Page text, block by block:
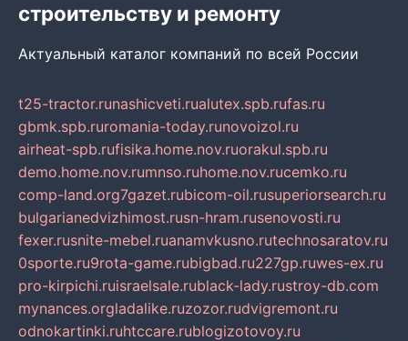
строительству и ремонту
Актуальный каталог компаний по всей России
t25-tractor.runashicveti.rualutex.spb.rufas.ru
gbmk.spb.ruromania-today.runovoizol.ru
airheat-spb.rufisika.home.nov.ruorakul.spb.ru
demo.home.nov.rumnso.ruhome.nov.rucemko.ru
comp-land.org7gazet.rubicom-oil.rusuperiorsearch.ru
bulgarianedvizhimost.rusn-hram.rusenovosti.ru
fexer.rusnite-mebel.ruanamvkusno.rutechnosaratov.ru
0sporte.ru9rota-game.rubigbad.ru227gp.ruwes-ex.ru
pro-kirpichi.ruisraelsale.rublack-lady.rustroy-db.com
mynances.orgladalike.ruzozor.rudvigremont.ru
odnokartinki.ruhtccare.rublogizotovoy.ru